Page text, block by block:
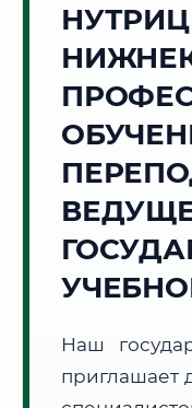
Погода в г.
🌅 Восход: 03:48
📍 Региональная
Почтовые индексы:
Наш
приглашает